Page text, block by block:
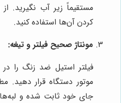
مستقیماً زیر آب نگیرید.
کردن آن‌ها استفاده کنید.
مونتاژ صحیح فیلتر و تیغه:
فیلتر استیل ضد زنگ
موتور دستگاه قرار دهید.
جای خود ثابت شده و